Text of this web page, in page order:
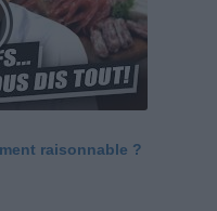
raisonnable ?